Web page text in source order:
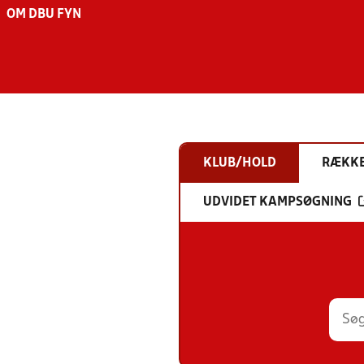
OM DBU FYN
KLUB/HOLD
UDVIDET KAMPSØGNING